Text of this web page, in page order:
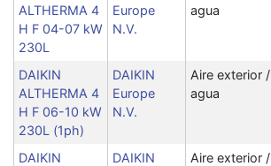
ALTHERMA 4
H F 04-07 kW
230L
Europe
N.V.
agua
DAIKIN
ALTHERMA 4
H F 06-10 kW
230L (1ph)
DAIKIN
Europe
N.V.
Aire exterior /
agua
DAIKIN
DAIKIN
Aire exterior /